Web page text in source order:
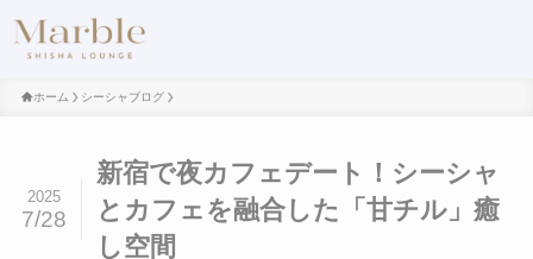
ホーム シーシャブログ
新宿で夜カフェデート！シーシャ
とカフェを融合した「甘チル」癒
し空間
2025
7/28